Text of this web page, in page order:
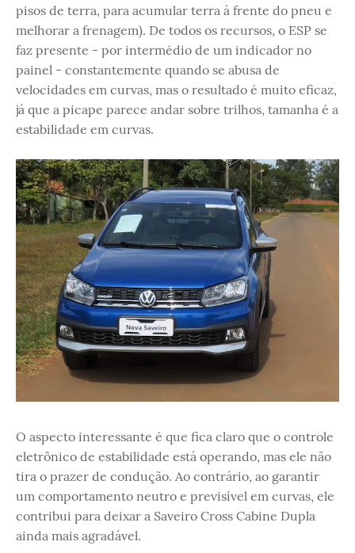
pisos de terra, para acumular terra à frente do pneu e
melhorar a frenagem). De todos os recursos, o ESP se
faz presente - por intermédio de um indicador no
painel - constantemente quando se abusa de
velocidades em curvas, mas o resultado é muito eficaz,
já que a picape parece andar sobre trilhos, tamanha é a
estabilidade em curvas.
O aspecto interessante é que fica claro que o controle
eletrônico de estabilidade está operando, mas ele não
tira o prazer de condução. Ao contrário, ao garantir
um comportamento neutro e previsível em curvas, ele
contribui para deixar a Saveiro Cross Cabine Dupla
ainda mais agradável.